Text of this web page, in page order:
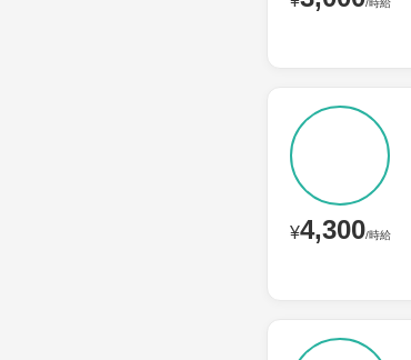
/時給
¥4,300/時給